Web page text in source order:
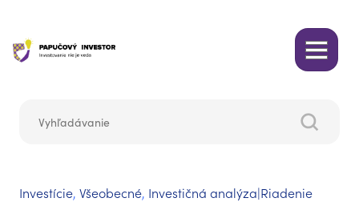
Investície, Všeobecné, Investičná analýza|Riadenie